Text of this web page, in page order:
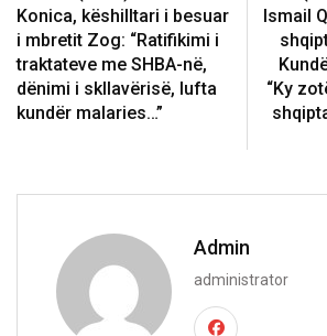
Konica, këshilltari i besuar
i mbretit Zog: “Ratifikimi i
traktateve me SHBA-në,
dënimi i skllavërisë, lufta
kundër malaries…”
Ismail
“Ky
Admin
administrator